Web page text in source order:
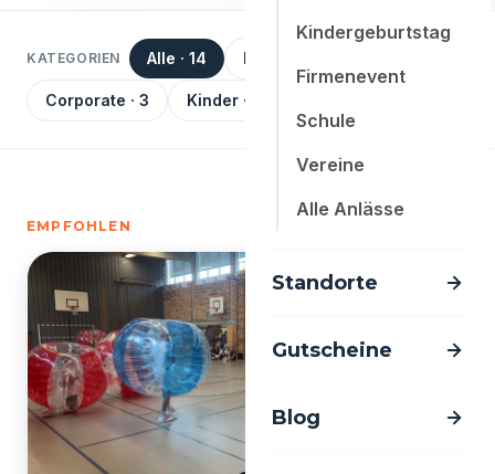
Kindergeburtstag
Firmenevent
Schule
Vereine
Alle Anlässe
Standorte
Gutscheine
Blog
KATEGORIEN Alle · 14 Ratgeber · 6
Corporate · 3 Kinder · 1
EMPFOHLEN